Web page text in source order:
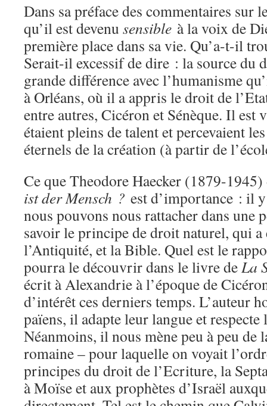
Dans sa préface des commentaires sur
qu’il est devenu sensible à la voix de
première place dans sa vie. Qu’a-t-il
Serait-il excessif de dire : la source du
grande différence avec l’humanisme
à Orléans, où il a appris le droit de
entre autres, Cicéron et Sénèque. Il est
étaient pleins de talent et percevaient
éternels de la création (à partir de
Ce que Theodore Haecker (1879-
ist der Mensch ? est d’importance : il
nous pouvons nous rattacher dans une
savoir le principe de droit naturel, qui a
l’Antiquité, et la Bible. Quel est le
pourra le découvrir dans le livre deLa
écrit à Alexandrie à l’époque de
d’intérêt ces derniers temps. L’auteur
païens, il adapte leur langue et respecte
Néanmoins, il nous mène peu à peu de
romaine – pour laquelle on voyait
principes du droit de l’Ecriture, la
à Moïse et aux prophètes d’Israël